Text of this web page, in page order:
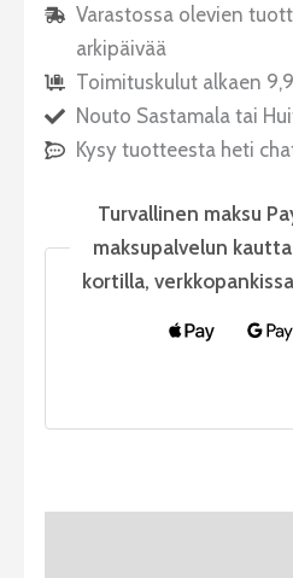
Varastossa olevien
arkipäivää
Toimituskulut alkaen
Nouto Sastamala tai
Kysy tuotteesta heti
Turvallinen maksu
maksupalvelun
kortilla,